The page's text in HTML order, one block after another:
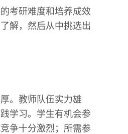
考研难度和培养成效
解，然后从中挑选出
。教师队伍实力雄
学习。学生有机会参
争十分激烈；所需参